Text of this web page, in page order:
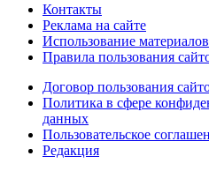
Контакты
Реклама на сайте
Использование
Правила пользования
Договор пользования
Политика в сфере
данных
Пользовательское
Редакция